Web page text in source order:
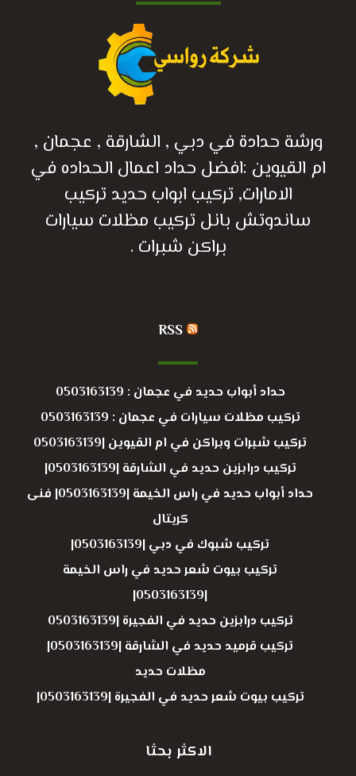
ورشة حدادة في دبي , الشارقة , عجمان ,
ام القيوين :افضل حداد اعمال الحداده في
الامارات, تركيب ابواب حديد تركيب
ساندوتش بانل تركيب مظلات سيارات
براكن شبرات .
RSS
حداد أبواب حديد في عجمان : 0503163139
تركيب مظلات سيارات في عجمان : 0503163139
تركيب شبرات وبراكن في ام القيوين |0503163139
تركيب درابزين حديد في الشارقة |0503163139|
حداد أبواب حديد في راس الخيمة |0503163139| فنى
كريتال
تركيب شبوك في دبي |0503163139|
تركيب بيوت شعر حديد في راس الخيمة
|0503163139|
تركيب درابزين حديد في الفجيرة |0503163139
تركيب قرميد حديد في الشارقة |0503163139|
مظلات حديد
تركيب بيوت شعر حديد في الفجيرة |0503163139|
الاكثر بحثا